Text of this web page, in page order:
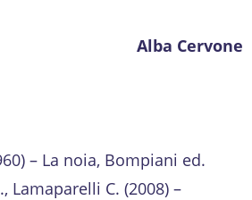
Alba Cervone
– La noia, Bompiani ed.
Lamaparelli C. (2008) –